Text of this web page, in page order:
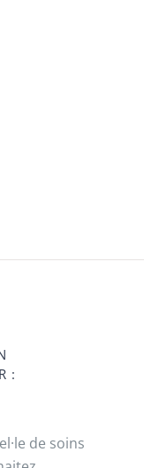
:
de soins